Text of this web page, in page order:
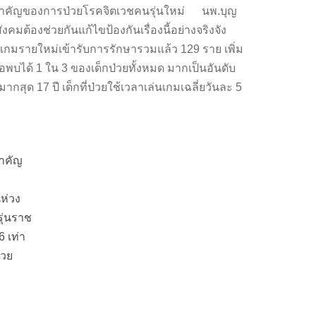
สำคัญของการป่วยโรคจิตเวชคนรุ่นใหม่ นพ.บุญ
มต้องช่วยกันแก้ไขป้องกันเรื่องนี้อย่างจริงจัง
รายใหม่เข้ารับการรักษารวมแล้ว 129 ราย เพิ่ม
บได้ 1 ใน 3 ของเด็กป่วยทั้งหมด มากเป็นอันดับ
สุด 17 ปี เด็กที่ป่วยใช้เวลาเล่นเกมเฉลี่ยวันละ 5
ำคัญ
วง
นราช
เท่า
ย